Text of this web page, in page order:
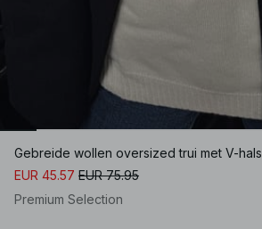
Gebreide wollen oversized trui met V-hals
EUR 45.57 EUR 75.95
Premium Selection